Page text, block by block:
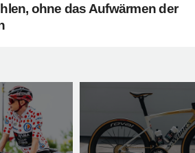
ohne das Aufwärmen der